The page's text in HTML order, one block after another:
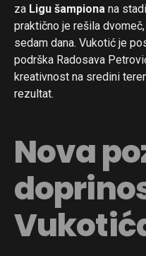
za Ligu šampiona na
praktično je rešila
sedam dana. Vukotić je
podrška Radosava
kreativnost na sredini
rezultat.
Nova